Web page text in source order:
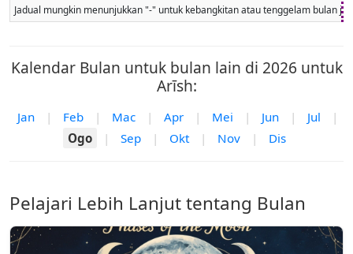
Jadual mungkin menunjukkan "-" untuk kebangkitan atau tenggelam bulan
Kalendar Bulan untuk bulan lain di 2026 untuk
Arīsh:
Jan | Feb | Mac | Apr | Mei | Jun | Jul
|
Ogo
| Sep | Okt | Nov | Dis
Pelajari Lebih Lanjut tentang Bulan